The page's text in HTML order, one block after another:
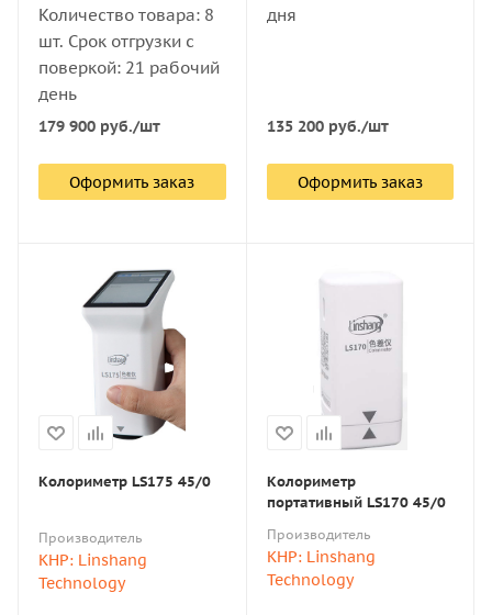
Количество товара: 8
шт. Срок отгрузки с
поверкой: 21 рабочий
день
179 900 руб./шт
Оформить заказ
дня
135 200руб./шт
Оформить заказ
Колориметр LS175 45/0
Производитель
КНР: Linshang
Technology
Колориметр
портативный LS170 45/0
Производитель
КНР: Linshang
Technology